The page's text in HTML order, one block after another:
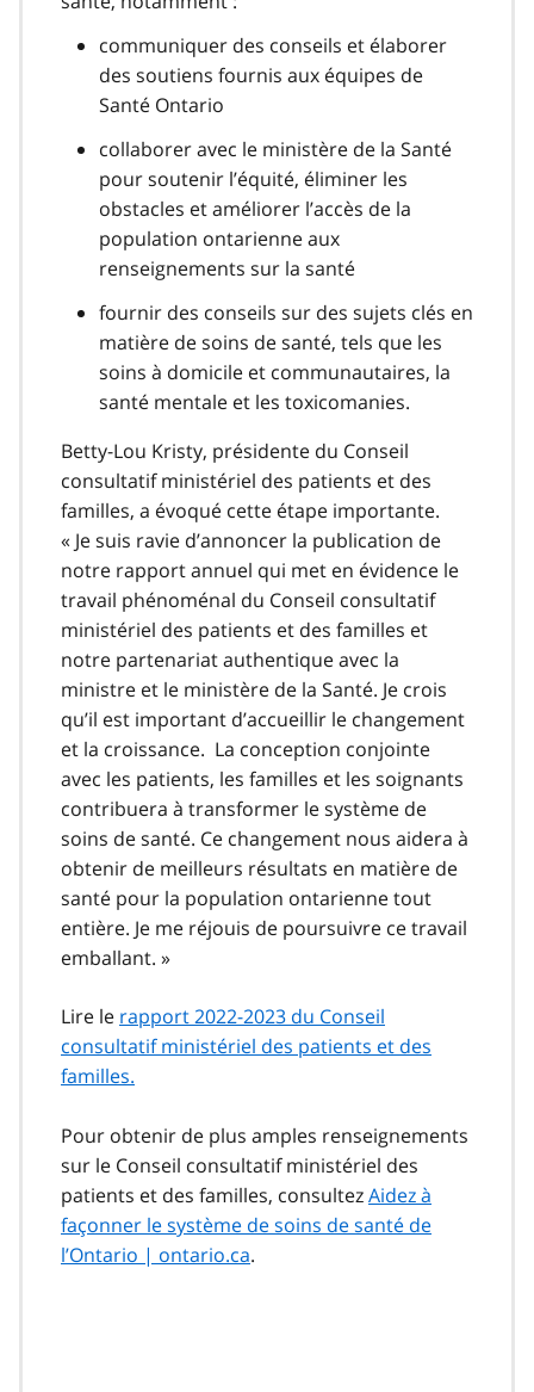
communiquer des conseils et élaborer
des soutiens fournis aux équipes de
Santé Ontario
collaborer avec le ministère de la Santé
pour soutenir l’équité, éliminer les
obstacles et améliorer l’accès de la
population ontarienne aux
renseignements sur la santé
fournir des conseils sur des sujets clés en
matière de soins de santé, tels que les
soins à domicile et communautaires, la
santé mentale et les toxicomanies.
Betty-Lou Kristy, présidente du Conseil
consultatif ministériel des patients et des
familles, a évoqué cette étape importante.
« Je suis ravie d’annoncer la publication de
notre rapport annuel qui met en évidence le
travail phénoménal du Conseil consultatif
ministériel des patients et des familles et
notre partenariat authentique avec la
ministre et le ministère de la Santé. Je crois
qu’il est important d’accueillir le changement
et la croissance. La conception conjointe
avec les patients, les familles et les soignants
contribuera à transformer le système de
soins de santé. Ce changement nous aidera à
obtenir de meilleurs résultats en matière de
santé pour la population ontarienne tout
entière. Je me réjouis de poursuivre ce travail
emballant. »
Lire le rapport 2022-2023 du Conseil
consultatif ministériel des patients et des
familles.
Pour obtenir de plus amples renseignements
sur le Conseil consultatif ministériel des
patients et des familles, consultezAidez à
façonner le système de soins de santé de
l’Ontario | ontario.ca.